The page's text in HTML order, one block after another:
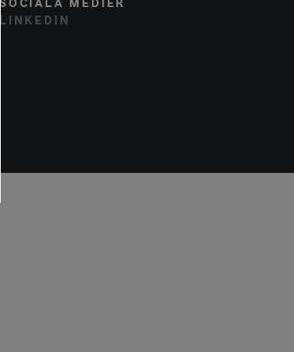
SOCIALA MEDIER
LINKEDIN